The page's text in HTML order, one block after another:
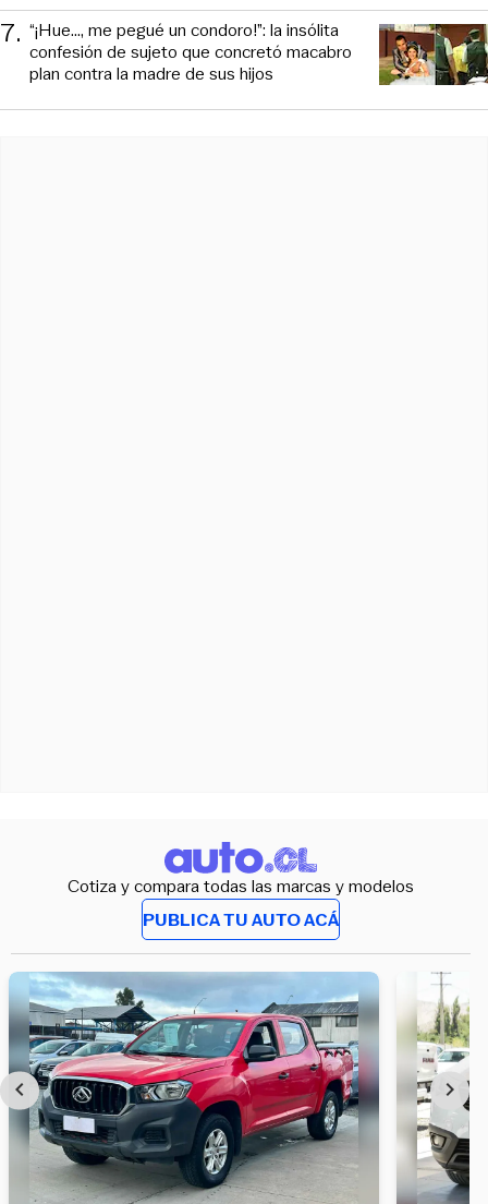
7. “¡Hue..., me pegué un condoro!”: la insólita
confesión de sujeto que concretó macabro
plan contra la madre de sus hijos
Cotiza y compara todas las marcas y modelos
PUBLICA TU AUTO ACÁ